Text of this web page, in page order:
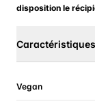
disposition le
Caractéristiques
Vegan